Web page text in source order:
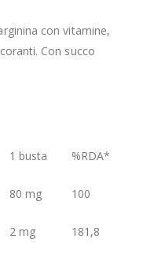
con vitamine,
Con succo
1 busta %RDA*
80 mg 100
2 mg 181,8